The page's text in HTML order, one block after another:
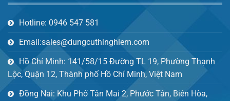
Hotline: 0946 547 581
Email:sales@dungcuthinghiem.com
Hồ Chí Minh: 141/58/15 Đường TL 19, Phường Thạnh
Lộc, Quận 12, Thành phố Hồ Chí Minh, Việt Nam
Đồng Nai: Khu Phố Tân Mai 2, Phước Tân, Biên Hòa,